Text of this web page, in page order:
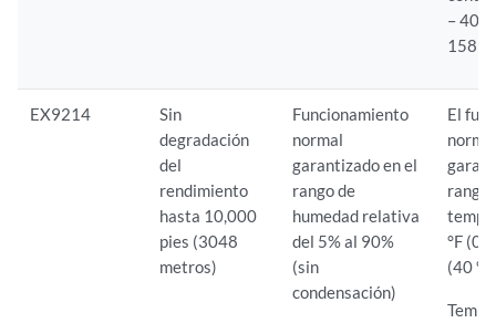
– 40
158
EX9214
Sin
degradación
del
rendimiento
hasta 10,000
pies (3048
metros)
Funcionamiento
normal
garantizado en el
rango de
humedad relativa
del 5% al 90%
(sin
condensación)
El
rango
°F (0
(40